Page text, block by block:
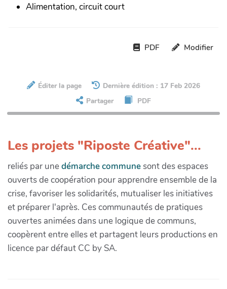
Alimentation, circuit court
PDF Modifier
Éditer la page
Dernière édition : 17 Feb 2026
Partager
PDF